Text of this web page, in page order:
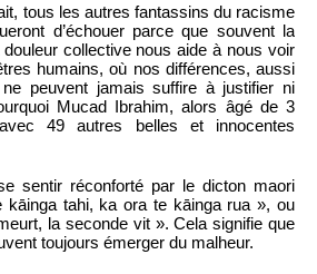
tous les autres fantassins du racisme
d’échouer parce que souvent la
collective nous aide à nous voir
humains, où nos différences, aussi
ne peuvent jamais suffire à justifier ni
Mucad Ibrahim, alors âgé de 3
49 autres belles et innocentes
sentir réconforté par le dicton maori
kāinga tahi, ka ora te kāinga rua », ou
la seconde vit ». Cela signifie que
toujours émerger du malheur.